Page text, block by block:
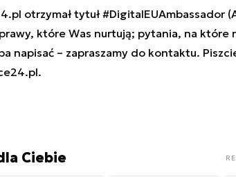
otrzymał tytuł #DigitalEUAmbassador
które Was nurtują; pytania, na które
napisać – zapraszamy do kontaktu.
.
Ciebie